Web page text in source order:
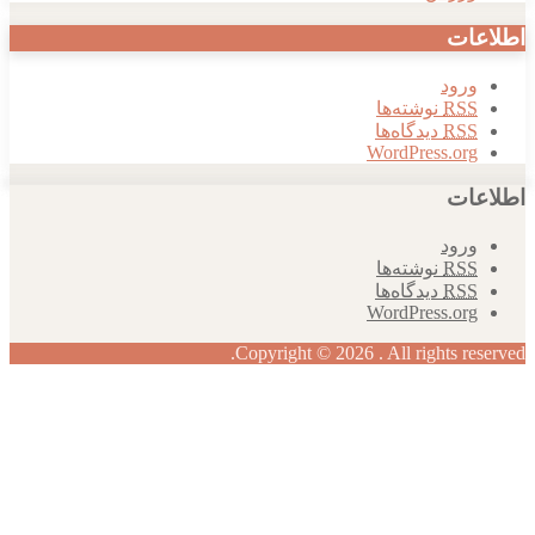
نوشته‌ها
دیدگاه‌ها
نوشته‌ها
دیدگاه‌ها
Copyright © 2026 . All rights